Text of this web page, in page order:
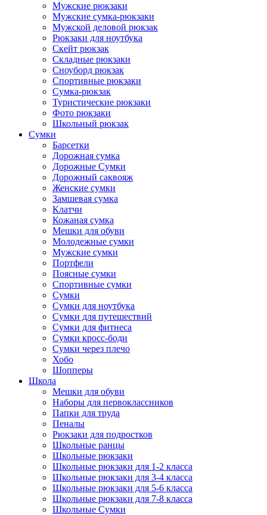
Мужские рюкзаки
Мужские сумка-рюкзаки
Мужской деловой рюкзак
Рюкзаки для ноутбука
Скейт рюкзак
Складные рюкзаки
Сноуборд рюкзак
Спортивные рюкзаки
Сумка-рюкзак
Туристические рюкзаки
Фото рюкзаки
Школьный рюкзак
Сумки
Барсетки
Дорожная сумка
Дорожные Сумки
Дорожный саквояж
Женские сумки
Замшевая сумка
Клатчи
Кожаная сумка
Мешки для обуви
Молодежные сумки
Мужские сумки
Портфели
Поясные сумки
Спортивные сумки
Сумки
Сумки для ноутбука
Сумки для путешествий
Сумки для фитнеса
Сумки кросс-боди
Сумки через плечо
Хобо
Шопперы
Школа
Мешки для обуви
Наборы для первоклассников
Папки для труда
Пеналы
Рюкзаки для подростков
Школьные ранцы
Школьные рюкзаки
Школьные рюкзаки для 1-2 класса
Школьные рюкзаки для 3-4 класса
Школьные рюкзаки для 5-6 класса
Школьные рюкзаки для 7-8 класса
Школьные Сумки